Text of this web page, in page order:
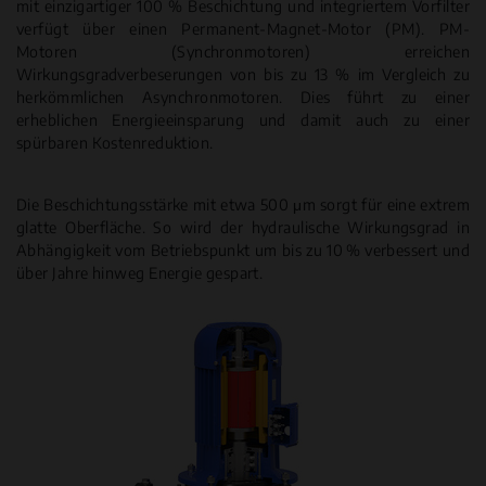
mit einzigartiger 100 % Beschichtung und integriertem Vorfilter
verfügt über einen Permanent-Magnet-Motor (PM). PM-
Motoren (Synchronmotoren) erreichen
Wirkungsgradverbeserungen von bis zu 13 % im Vergleich zu
herkömmlichen Asynchronmotoren. Dies führt zu einer
erheblichen Energieeinsparung und damit auch zu einer
spürbaren Kostenreduktion.
Die Beschichtungsstärke mit etwa 500 μm sorgt für eine extrem
glatte Oberfläche. So wird der hydraulische Wirkungsgrad in
Abhängigkeit vom Betriebspunkt um bis zu 10 % verbessert und
über Jahre hinweg Energie gespart.